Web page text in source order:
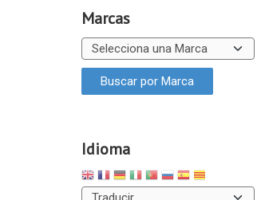
Marcas
Idioma